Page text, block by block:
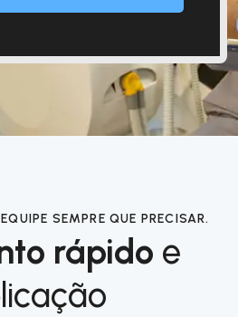
SEMPRE QUE PRECISAR.
rápido e